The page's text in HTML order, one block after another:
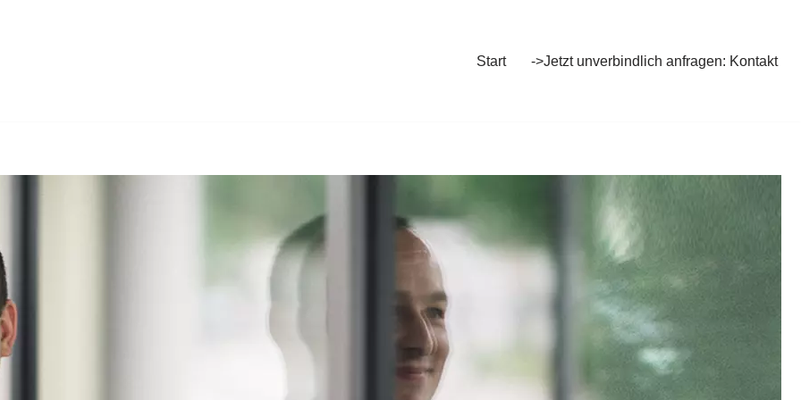
Start ->Jetzt unverbindlich anfragen: Kontakt